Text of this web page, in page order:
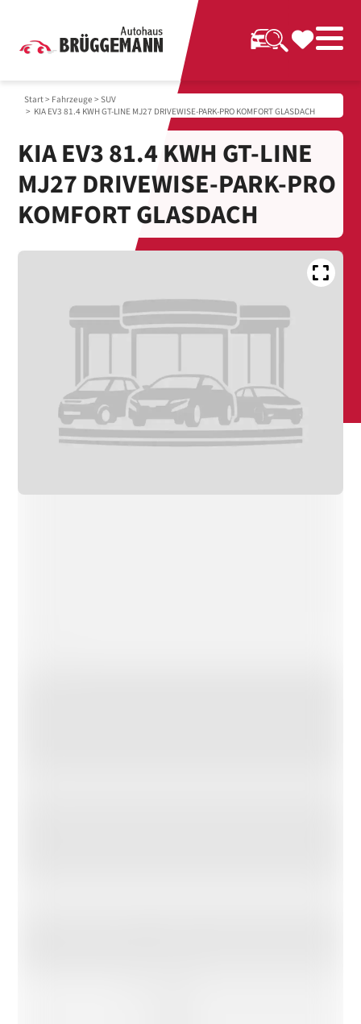
Start> Fahrzeuge > SUV
> KIA EV3 81.4 KWH GT-LINE MJ27 DRIVEWISE-PARK-PRO KOMFORT GLASDACH
KIA EV3 81.4 KWH GT-LINE
MJ27 DRIVEWISE-PARK-PRO
KOMFORT GLASDACH